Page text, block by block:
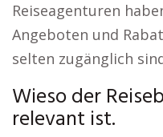
Reiseagenturen
Angeboten und
selten zugänglich
Wieso der
relevant ist.